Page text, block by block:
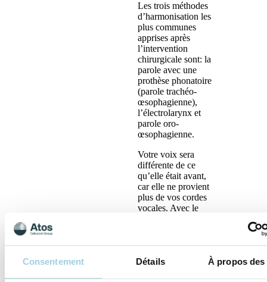
Consentement Détails À propos des
Les trois méthodes
d’harmonisation les
plus communes
apprises après
l’intervention
chirurgicale sont: la
parole avec une
prothèse phonatoire
(parole trachéo-
œsophagienne),
l’électrolarynx et
parole oro-
œsophagienne.
Votre voix sera
différente de ce
qu’elle était avant,
car elle ne provient
plus de vos cordes
vocales. Avec le
source vocale sera